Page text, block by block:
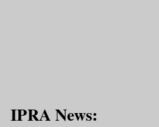
IPRA News: